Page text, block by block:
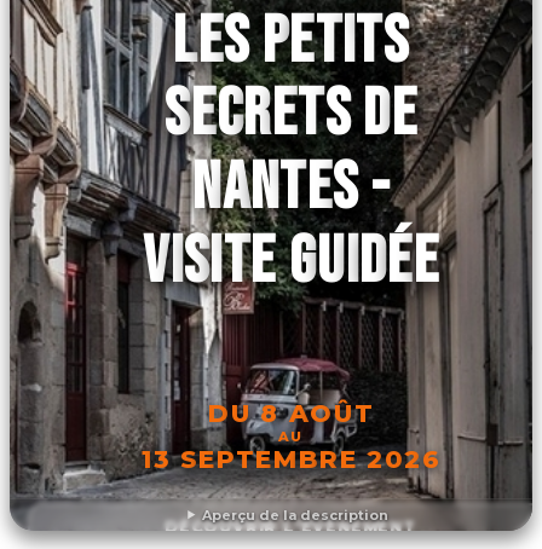
Aperçu de la description
LES PETITS
SECRETS DE
NANTES -
VISITE GUIDÉE
DU 8 AOÛT
AU
13 SEPTEMBRE 2026
DÉCOUVRIR L'ÉVÉNEMENT